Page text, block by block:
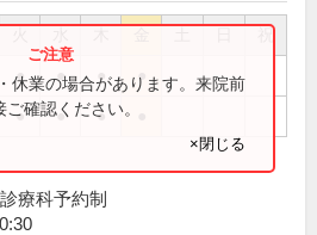
祝
● ● ● ●
● ● ●
休業の場合があります。来院前
確認ください。
×閉じる
療科予約制